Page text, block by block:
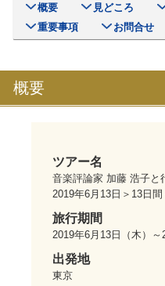
概要 見どころ
重要事項
お問合せ
概要
ツアー名
音楽評論家 加藤 浩子と
2019年6月13日＞13日
旅行期間
2019年6月13日 （木）～
出発地
東京